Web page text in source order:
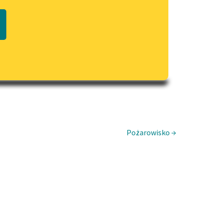
PDF
wrażliwych
Pożarowisko →